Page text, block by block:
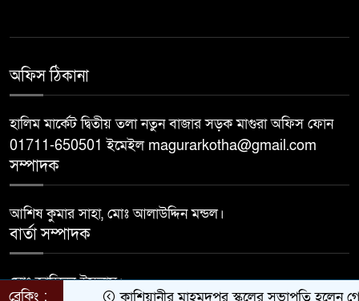
অফিস ঠিকানা
হালিম মার্কেট দ্বিতীয় তলা নতুন বাজার সড়ক মাগুরা অফিস ফোন
01711-650501 ইমেইল magurarkotha@gmail.com
সম্পাদক
আশিষ কুমার সাহা, মোঃ আলাউদ্দিন মন্ডল।
বার্তা সম্পাদক
মোঃ জাহিদুল ইসলাম।
ব্রেকিং :